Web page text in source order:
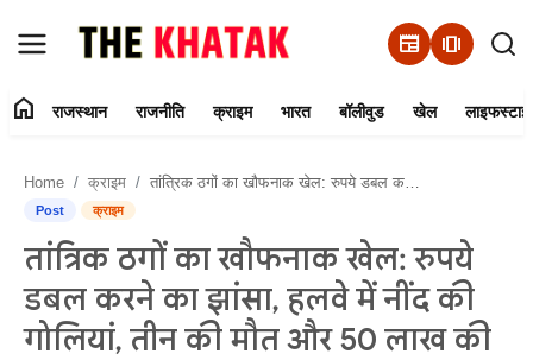
newspaper amp_stories
Contact Us
राजस्थान
राजनीति
home राजस्थान राजनीति क्राइम भारत बॉलीवुड खेल
Home क्राइम तांत्रिक ठगों का खौफनाक खेल: रुपये डबल करने का झांसा, हलवे में नींद की गोलियां, तीन की मौत और 50 लाख की लूट
Post क्राइम
तांत्रिक ठगों का खौफनाक खेल: रुपये
डबल करने का झांसा, हलवे में नींद की
गोलियां, तीन की मौत और 50 लाख की